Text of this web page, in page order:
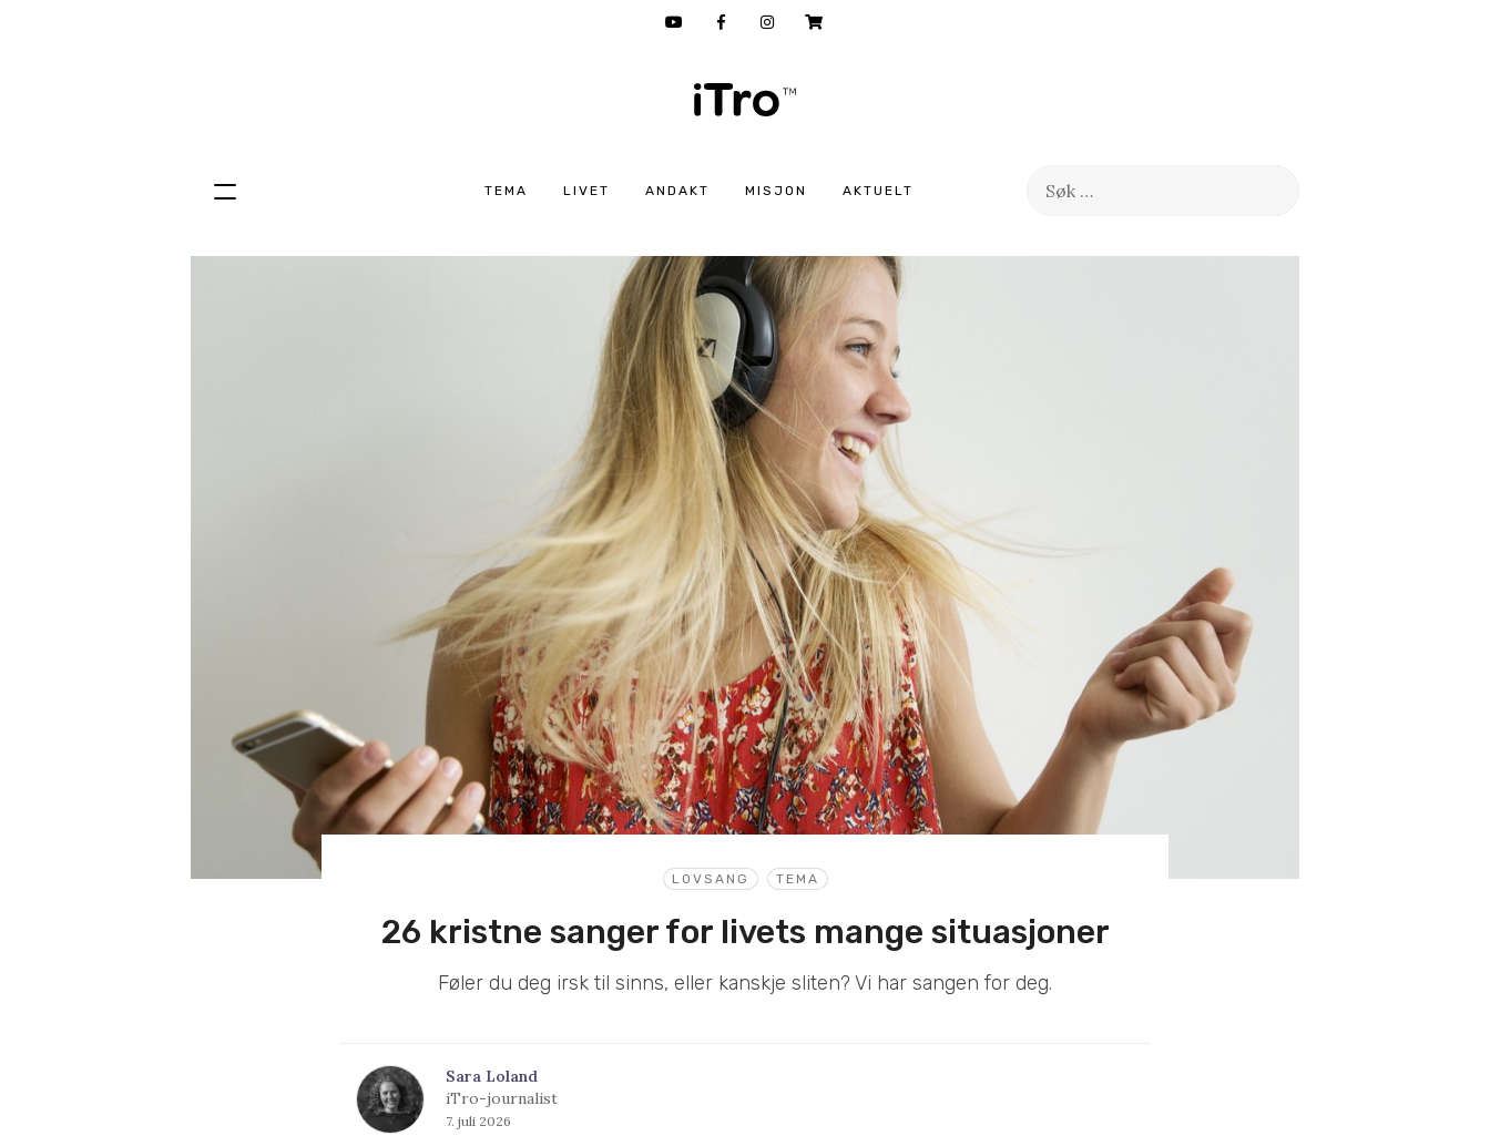
TEMA LIVET ANDAKT MISJON AKTUELT
Søk
Hopp
LOVSANG TEMA
26 kristne sanger for livets mange situasjoner
Føler du deg irsk til sinns, eller kanskje sliten? Vi har sangen for deg.
Sara Loland
iTro-journalist
7. juli 2026